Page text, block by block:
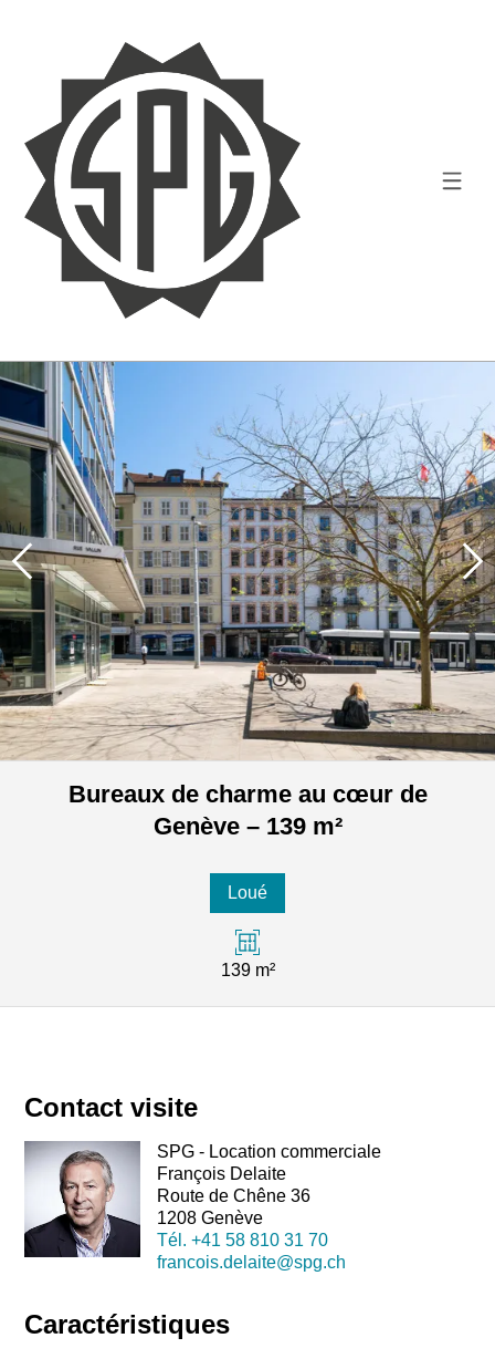
Bureaux de charme au cœur de
Genève – 139 m²
Loué
139 m²
Contact visite
SPG - Location commerciale
François Delaite
Route de Chêne 36
1208 Genève
Tél. +41 58 810 31 70
francois.delaite@spg.ch
Caractéristiques